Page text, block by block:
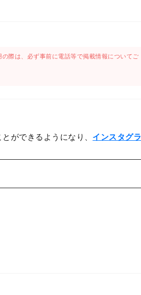
際は、必ず事前に電話等で掲載情報についてご
ができるようになり、 インスタグラ